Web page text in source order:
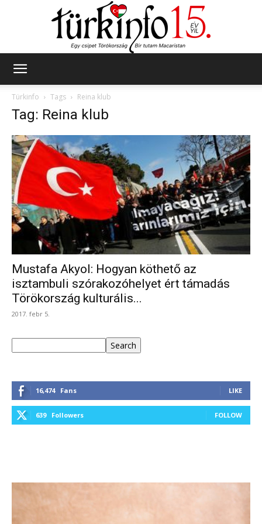
Türkinfo
Tags Reina klub
Tag: Reina klub
Mustafa Akyol: Hogyan köthető az
isztambuli szórakozóhelyet ért támadás
Törökország kulturális...
2017. febr 5.
Search
16,474 Fans LIKE
639 Followers FOLLOW